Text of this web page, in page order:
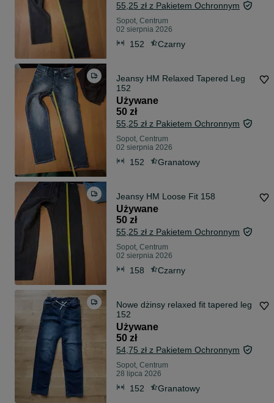
55,25 zł z Pakietem Ochronnym
Sopot, Centrum
02 sierpnia 2026
152 Czarny
Jeansy HM Relaxed Tapered Leg
152
Używane
50 zł
55,25 zł z Pakietem Ochronnym
Sopot, Centrum
02 sierpnia 2026
152 Granatowy
Jeansy HM Loose Fit 158
Używane
50 zł
55,25 zł z Pakietem Ochronnym
Sopot, Centrum
02 sierpnia 2026
158 Czarny
Nowe dżinsy relaxed fit tapered leg
152
Używane
50 zł
54,75 zł z Pakietem Ochronnym
Sopot, Centrum
28 lipca 2026
152 Granatowy